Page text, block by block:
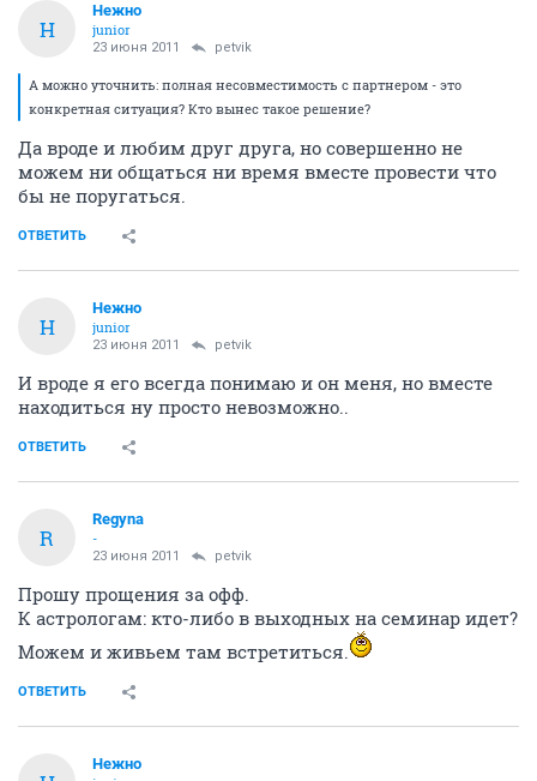
Н
Нежно
junior
23 июня 2011 petvik
А можно уточнить: полная несовместимость с партнером - это
конкретная ситуация? Кто вынес такое решение?
Да вроде и любим друг друга, но совершенно не
можем ни общаться ни время вместе провести что
бы не поругаться.
ОТВЕТИТЬ
Н
Нежно
junior
23 июня 2011 petvik
И вроде я его всегда понимаю и он меня, но вместе
находиться ну просто невозможно..
ОТВЕТИТЬ
R
Regyna
-
23 июня 2011 petvik
Прошу прощения за офф.
К астрологам: кто-либо в выходных на семинар идет?
Можем и живьем там встретиться.
ОТВЕТИТЬ
Нежно